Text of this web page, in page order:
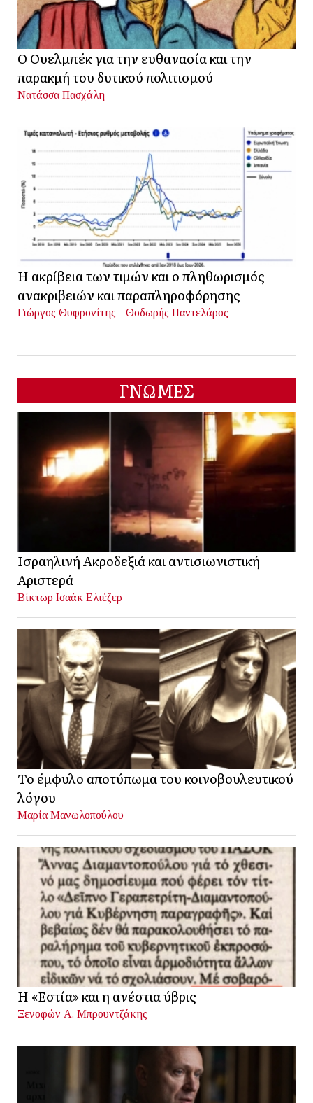
Ο Ουελμπέκ για την ευθανασία και την
παρακμή του δυτικού πολιτισμού
Νατάσσα Πασχάλη
Η ακρίβεια των τιμών και ο πληθωρισμός
ανακριβειών και παραπληροφόρησης
Γιώργος Θυφρονίτης - Θοδωρής Παντελάρος
ΓΝΩΜΕΣ
Ισραηλινή Ακροδεξιά και αντισιωνιστική
Αριστερά
Βίκτωρ Ισαάκ Ελιέζερ
Το έμφυλο αποτύπωμα του κοινοβουλευτικού
λόγου
Μαρία Μανωλοπούλου
Η «Εστία» και η ανέστια ύβρις
Ξενοφών Α. Μπρουντζάκης